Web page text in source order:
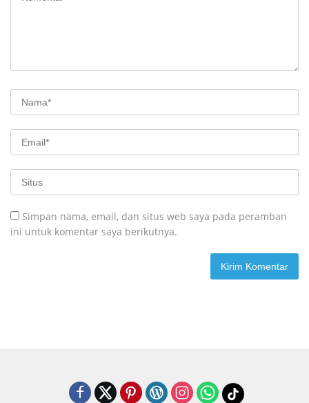
Simpan nama, email, dan situs web saya pada peramban
ini untuk komentar saya berikutnya.